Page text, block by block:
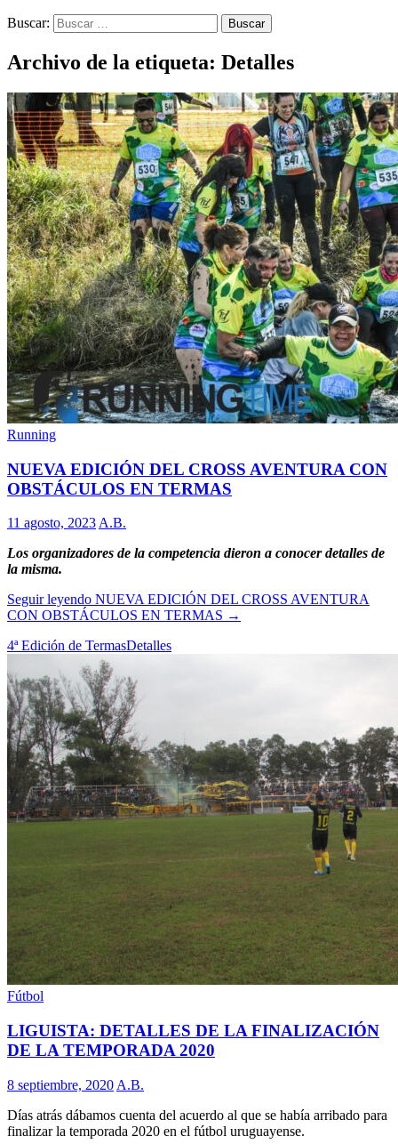
Buscar:
Archivo de la etiqueta: Detalles
Running
NUEVA EDICIÓN DEL CROSS AVENTURA CON
OBSTÁCULOS EN TERMAS
11 agosto, 2023 A.B.
Los organizadores de la competencia dieron a conocer detalles de
la misma.
Seguir leyendo NUEVA EDICIÓN DEL CROSS AVENTURA
CON OBSTÁCULOS EN TERMAS →
4ª Edición de TermasDetalles
Fútbol
LIGUISTA: DETALLES DE LA FINALIZACIÓN
DE LA TEMPORADA 2020
8 septiembre, 2020 A.B.
Días atrás dábamos cuenta del acuerdo al que se había arribado para
finalizar la temporada 2020 en el fútbol uruguayense.